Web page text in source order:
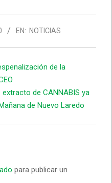
EN: NOTICIAS
de la
extracto de CANNABIS ya
de Nuevo Laredo
para publicar un